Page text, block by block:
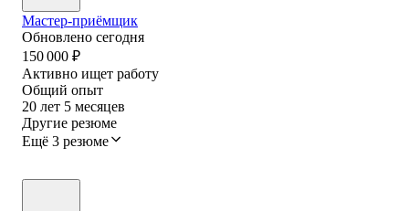
Мастер-приёмщик
Обновлено сегодня
150 000 ₽
Активно ищет работу
Общий опыт
20 лет 5 месяцев
Другие резюме
Ещё 3 резюме